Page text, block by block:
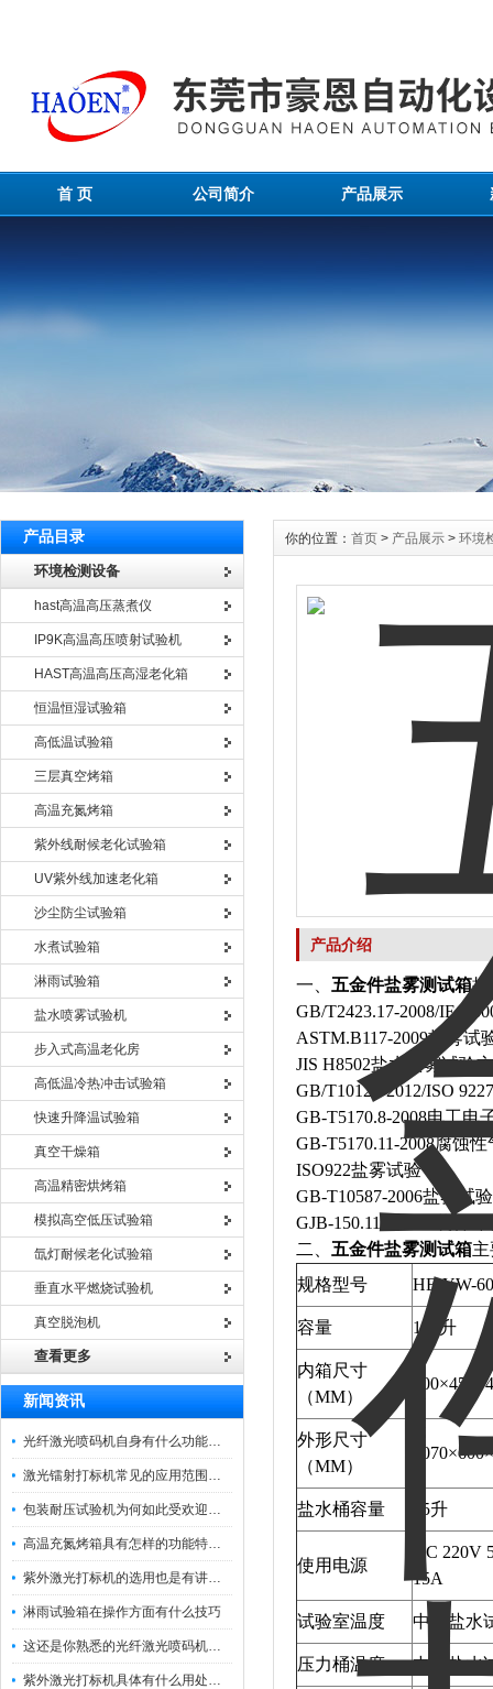
首 页 公司简介 产品展示
产品目录
环境检测设备
hast高温高压蒸煮仪
IP9K高温高压喷射试验机
HAST高温高压高湿老化箱
恒温恒湿试验箱
高低温试验箱
三层真空烤箱
高温充氮烤箱
紫外线耐候老化试验箱
UV紫外线加速老化箱
沙尘防尘试验箱
水煮试验箱
淋雨试验箱
盐水喷雾试验机
步入式高温老化房
高低温冷热冲击试验箱
快速升降温试验箱
真空干燥箱
高温精密烘烤箱
模拟高空低压试验箱
氙灯耐候老化试验箱
垂直水平燃烧试验机
真空脱泡机
查看更多
新闻资讯
光纤激光喷码机自身有什么功能？不妨看看下文
激光镭射打标机常见的应用范围如下
包装耐压试验机为何如此受欢迎呢？
高温充氮烤箱具有怎样的功能特点呢？
紫外激光打标机的选用也是有讲究的
淋雨试验箱在操作方面有什么技巧
这还是你熟悉的光纤激光喷码机吗？
紫外激光打标机具体有什么用处呢？
你的位置： 首页 > 产品展示 > 环境
产品介绍
一、 五金件盐雾测试箱执
GB/T2423.17-2008/IEC
ASTM.B117-2009盐雾试
JIS H8502盐水喷雾试验
GB/T10125-2012/ISO
GB-T5170.8-2008电工电
GB-T5170.11-2008腐蚀性
ISO922盐雾试验
GB-T10587-2006盐雾试
GJB-150.11A-2009
二、 五金件盐雾测试箱
规格型号
HE-YW-60
容量 108升
内箱尺寸
（MM）
外形尺寸
（MM）
盐水桶容量 15升
使用电源
AC 220V
15A
试验室温度 中性盐水
压力桶温度 中性盐水